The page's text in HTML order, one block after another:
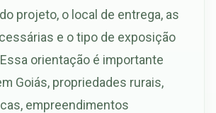
projeto, o local de entrega, as
e o tipo de exposição
orientação é importante
Goiás, propriedades rurais,
empreendimentos